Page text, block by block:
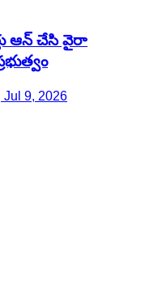
ఆన్ చేసి వైరా
Jul 9, 2026